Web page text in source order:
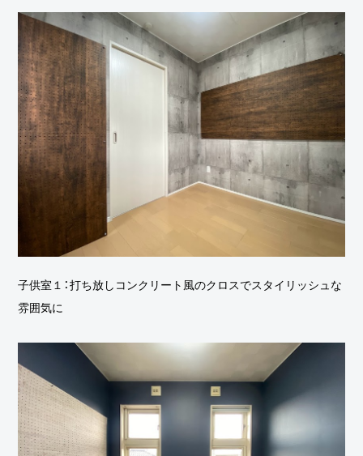
子供室１：打ち放しコンクリート風のクロスでスタイリッシュな
雰囲気に